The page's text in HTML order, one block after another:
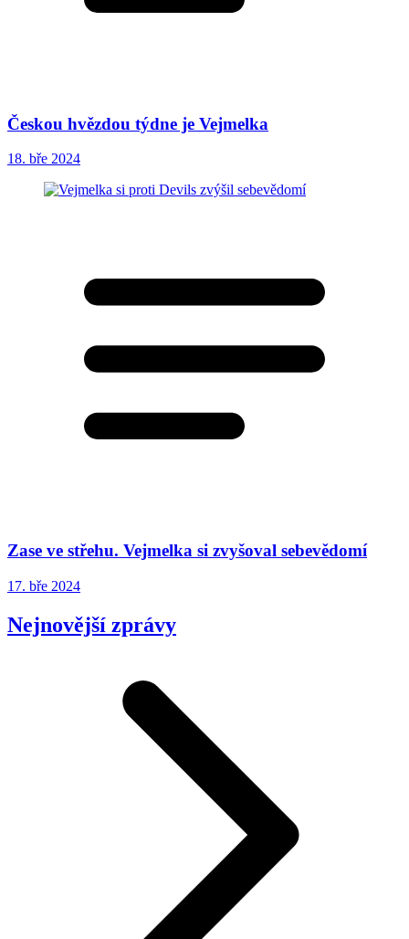
Českou hvězdou týdne je Vejmelka
18. bře 2024
Zase ve střehu. Vejmelka si zvyšoval sebevědomí
17. bře 2024
Nejnovější zprávy